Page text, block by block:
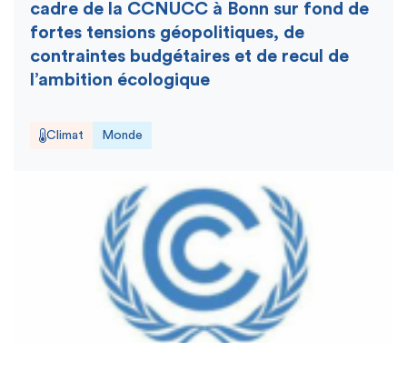
cadre de la CCNUCC à Bonn sur fond de
fortes tensions géopolitiques, de
contraintes budgétaires et de recul de
l’ambition écologique
Climat Monde